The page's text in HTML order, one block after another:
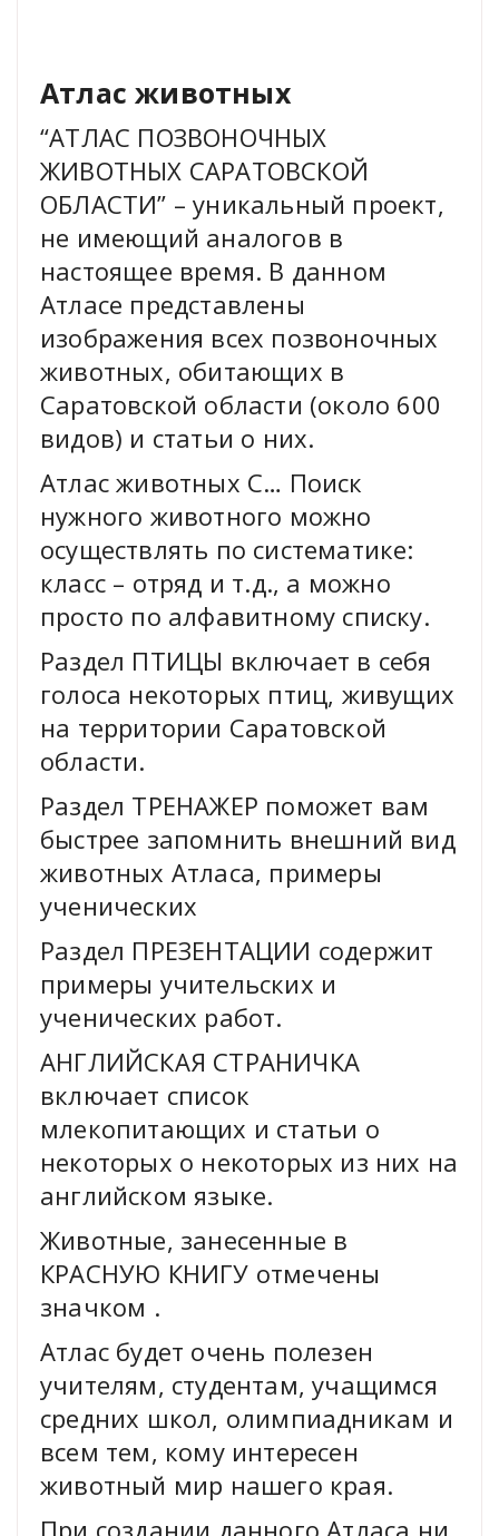
Атлас животных
“АТЛАС ПОЗВОНОЧНЫХ
ЖИВОТНЫХ САРАТОВСКОЙ
ОБЛАСТИ” – уникальный проект,
не имеющий аналогов в
настоящее время. В данном
Атласе представлены
изображения всех позвоночных
животных, обитающих в
Саратовской области (около 600
видов) и статьи о них.
Атлас животных С… Поиск
нужного животного можно
осуществлять по систематике:
класс – отряд и т.д., а можно
просто по алфавитному списку.
Раздел ПТИЦЫ включает в себя
голоса некоторых птиц, живущих
на территории Саратовской
области.
Раздел ТРЕНАЖЕР поможет вам
быстрее запомнить внешний вид
животных Атласа, примеры
ученических
Раздел ПРЕЗЕНТАЦИИ содержит
примеры учительских и
ученических работ.
АНГЛИЙСКАЯ СТРАНИЧКА
включает список
млекопитающих и статьи о
некоторых о некоторых из них на
английском языке.
Животные, занесенные в
КРАСНУЮ КНИГУ отмечены
значком .
Атлас будет очень полезен
учителям, студентам, учащимся
средних школ, олимпиадникам и
всем тем, кому интересен
животный мир нашего края.